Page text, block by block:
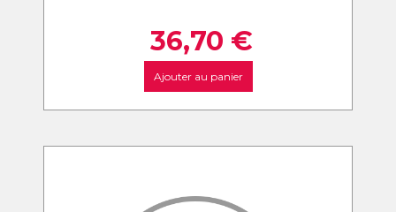
36,70 €
Ajouter au panier